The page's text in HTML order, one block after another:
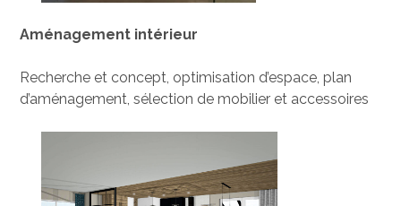
Aménagement intérieur
Recherche et concept, optimisation d’espace, plan
d’aménagement, sélection de mobilier et accessoires